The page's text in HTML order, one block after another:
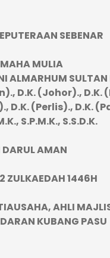
SEBENAR
MULIA
ALMARHUM
D.K. (Johor)., D.K.
D.K. (Perlis)., D.K.
S.P.M.K., S.S.D.K.
DARUL AMAN
ZULKAEDAH 1446H
AHLI
KUBANG PASU